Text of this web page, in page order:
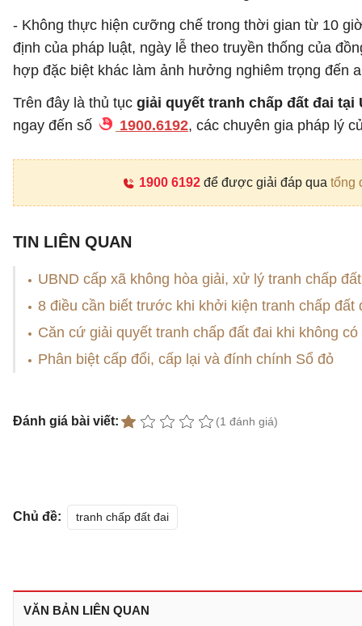
- Không thực hiện cưỡng chế trong thời gian từ 10
định của pháp luật, ngày lễ theo truyền thống của
hợp đặc biệt khác làm ảnh hưởng nghiêm trọng đến
Trên đây là thủ tục giải quyết tranh chấp đất đai tại
ngay đến số
1900.6192, các chuyên gia pháp lý
1900 6192để được giải đáp qua tổng
TIN LIÊN QUAN
UBND cấp xã không hòa giải, xử lý tranh chấp
8 điều cần biết trước khi khởi kiện tranh chấp đất
Căn cứ giải quyết tranh chấp đất đai khi không có
Phân biệt cấp đổi, cấp lại và đính chính Sổ đỏ
Đánh giá bài viết: (1 đánh giá)
Chủ đề: tranh chấp đất đai
VĂN BẢN LIÊN QUAN